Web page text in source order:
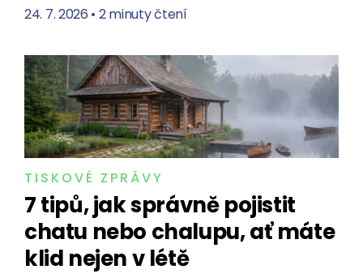
24. 7. 2026 • 2 minuty čtení
TISKOVÉ ZPRÁVY
7 tipů, jak správně pojistit
chatu nebo chalupu, ať máte
klid nejen v létě